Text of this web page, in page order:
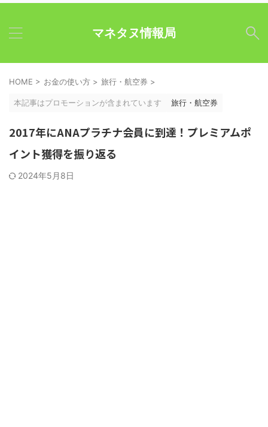
マネタヌ情報局
HOME > お金の使い方 > 旅行・航空券 >
本記事はプロモーションが含まれています 旅行・航空券
2017年にANAプラチナ会員に到達！プレミアムポ
イント獲得を振り返る
2024年5月8日